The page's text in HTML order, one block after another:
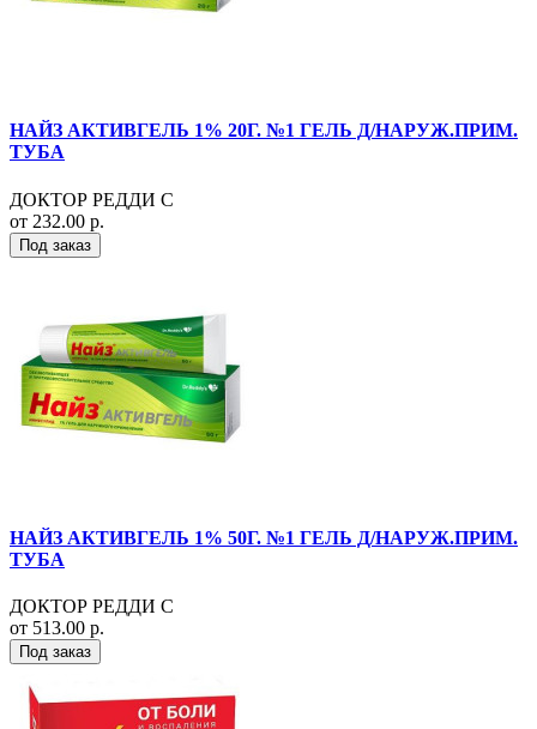
НАЙЗ АКТИВГЕЛЬ 1% 20Г. №1 ГЕЛЬ Д/НАРУЖ.ПРИМ.
ТУБА
ДОКТОР РЕДДИ С
от 232.00 р.
Под заказ
НАЙЗ АКТИВГЕЛЬ 1% 50Г. №1 ГЕЛЬ Д/НАРУЖ.ПРИМ.
ТУБА
ДОКТОР РЕДДИ С
от 513.00 р.
Под заказ